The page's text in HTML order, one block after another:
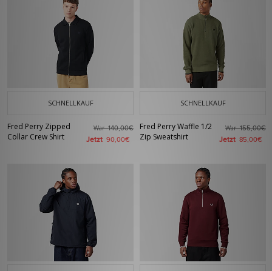
SCHNELLKAUF
Fred Perry Zipped
Collar Crew Shirt
War140,00€
Jetzt 90,00€
SCHNELLKAUF
Fred Perry Waffle 1/2
Zip Sweatshirt
War155,00€
Jetzt 85,00€